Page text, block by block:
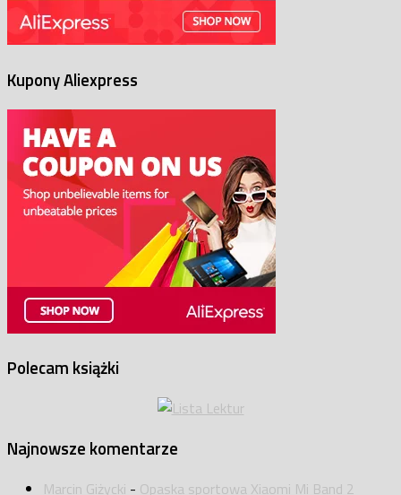
Kupony Aliexpress
Polecam książki
Najnowsze komentarze
Marcin Giżycki - Opaska sportowa Xiaomi Mi Band 2